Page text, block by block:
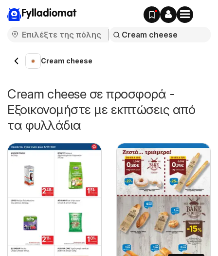
Fylladiomat
Cream cheese
Cream cheese σε προσφορά -
Εξοικονομήστε με εκπτώσεις από
τα φυλλάδια